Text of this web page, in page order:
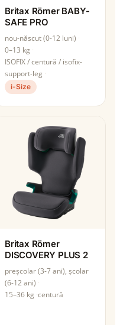
Britax Römer BABY-
SAFE PRO
nou-născut (0-12 luni)
0–13 kg
ISOFIX / centură / isofix-
support-leg
i-Size
Britax Römer
DISCOVERY PLUS 2
preșcolar (3-7 ani), școlar
(6-12 ani)
15–36 kg centură